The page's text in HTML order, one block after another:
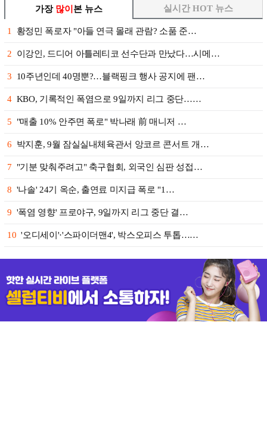
가장 많이본 뉴스
1 황정민 폭로자 "아들 연극 몰래 관람? 소품 준…
2 이강인, 드디어 아틀레티코 선수단과 만났다…시메…
3 10주년인데 40명뿐?…블랙핑크 행사 공지에 팬…
4 KBO, 기록적인 폭염으로 9일까지 리그 중단……
5 "매출 10% 안주면 폭로" 박나래 前 매니저 …
6 박지훈, 9월 잠실실내체육관서 앙코르 콘서트 개…
7 "기분 맞춰주려고" 축구협회, 외국인 심판 성접…
8 '나솔' 24기 옥순, 출연료 미지급 폭로 "1…
9 '폭염 영향' 프로야구, 9일까지 리그 중단 결…
10 '오디세이'·'스파이더맨4', 박스오피스 투톱……
실시간 HOT 뉴스